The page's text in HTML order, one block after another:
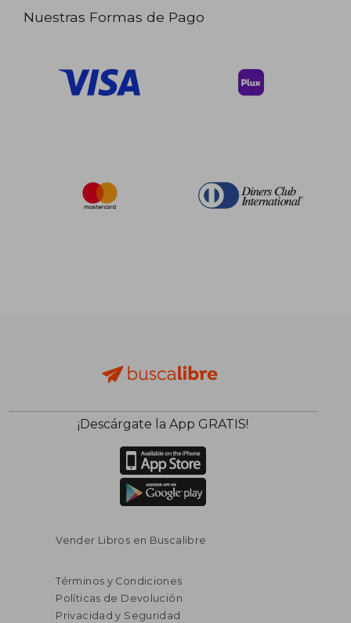
Nuestras Formas de Pago
¡Descárgate la App GRATIS!
Vender Libros en Buscalibre
Términos y Condiciones
Políticas de Devolución
Privacidad y Seguridad